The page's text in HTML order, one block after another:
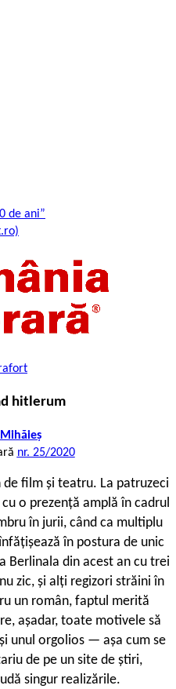
de ani”
hitlerum
nr. 25/2020
film și teatru. La patruzeci
o prezență amplă în cadrul
în jurii, când ca multiplu
în postura de unic
Berlinala din acest an cu trei
zic, și alți regizori străini în
un român, faptul merită
așadar, toate motivele să
unul orgolios — așa cum se
de pe un site de știri,
singur realizările.